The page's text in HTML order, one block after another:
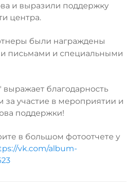
и выразили поддержку
центра.
были награждены
письмами и специальными
благодарность
за участие в мероприятии и
поддержки!
в большом фотоотчете у
vk.com/album-